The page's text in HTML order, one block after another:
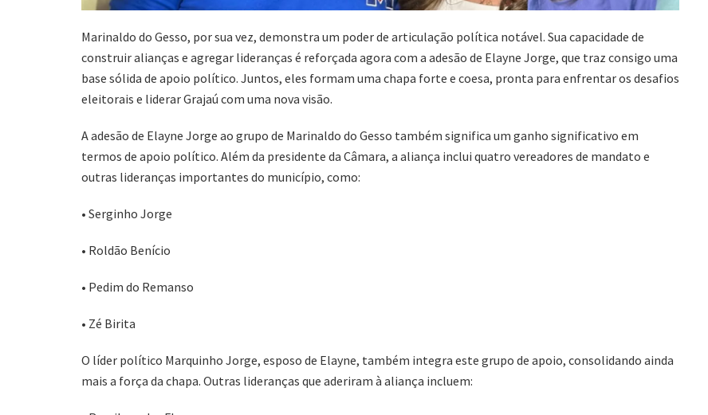
Marinaldo do Gesso, por sua vez, demonstra um poder de articulação política notável. Sua capacidade de
construir alianças e agregar lideranças é reforçada agora com a adesão de Elayne Jorge, que traz consigo uma
base sólida de apoio político. Juntos, eles formam uma chapa forte e coesa, pronta para enfrentar os desafios
eleitorais e liderar Grajaú com uma nova visão.
A adesão de Elayne Jorge ao grupo de Marinaldo do Gesso também significa um ganho significativo em
termos de apoio político. Além da presidente da Câmara, a aliança inclui quatro vereadores de mandato e
outras lideranças importantes do município, como:
• Serginho Jorge
• Roldão Benício
• Pedim do Remanso
• Zé Birita
O líder político Marquinho Jorge, esposo de Elayne, também integra este grupo de apoio, consolidando ainda
mais a força da chapa. Outras lideranças que aderiram à aliança incluem: